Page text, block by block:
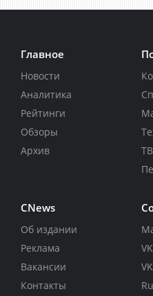
Главное
Новости
Аналитика
Рейтинги
Обзоры
Архив
ТВ
CNews
Об издании
Реклама
Вакансии
Контакты
VK